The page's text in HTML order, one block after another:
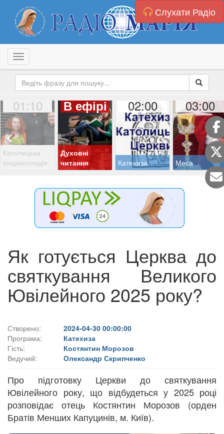
Слухати Радіо
Toggle navigation
01:10
Католицька
енциклопедія
В ефірі
Духовні
читання
02:00
Катехиза
03:00
Меса
Як готується Церква до
святкування Великого
Ювілейного 2025 року?
Створено:
2024-04-30 00:00:00
Програма:
Катехиза
Гість:
Костянтин Морозов
Ведучий:
Олександр Скрипченко
Про підготовку Церкви до святкування
Ювілейного року, що відбудеться у 2025 році
розповідає отець Костянтин Морозов (орден
Братів Менших Капуцинів, м. Київ).